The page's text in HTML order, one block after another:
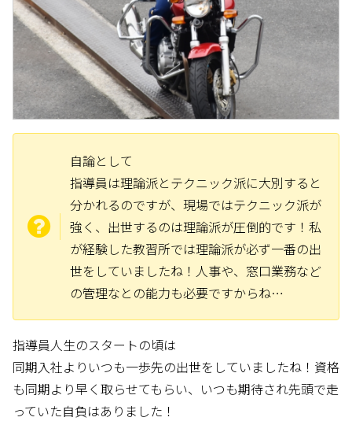
自論として
指導員は理論派とテクニック派に大別すると
分かれるのですが、現場ではテクニック派が
強く、出世するのは理論派が圧倒的です！私
が経験した教習所では理論派が必ず一番の出
世をしていましたね！人事や、窓口業務など
の管理なとの能力も必要ですからね…
指導員人生のスタートの頃は
同期入社よりいつも一歩先の出世をしていましたね！資格
も同期より早く取らせてもらい、いつも期待され先頭で走
っていた自負はありました！